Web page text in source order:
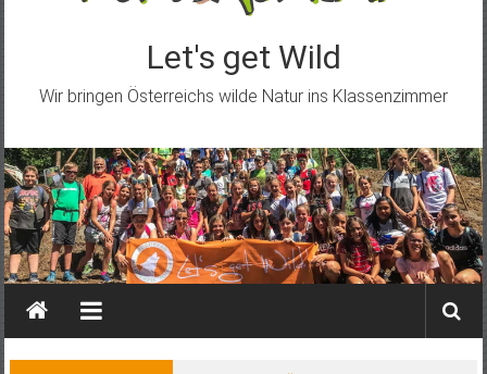
Let's get Wild
Wir bringen Österreichs wilde Natur ins Klassenzimmer